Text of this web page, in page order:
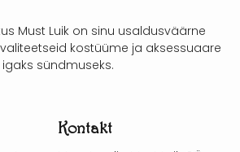
Must Luik on sinu usaldusväärne
kostüüme ja aksessuaare
igaks sündmuseks.
Kontakt